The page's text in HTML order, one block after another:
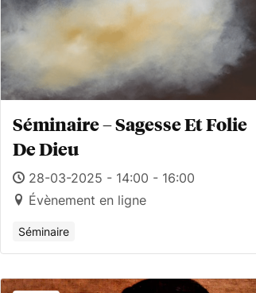
Séminaire – Sagesse Et Folie
De Dieu
28-03-2025 - 14:00 - 16:00
Évènement en ligne
Séminaire